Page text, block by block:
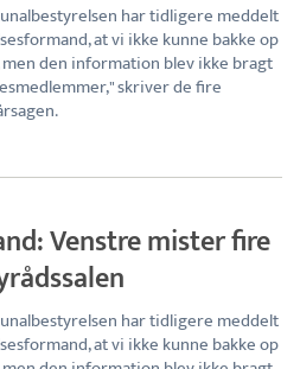
har tidligere meddelt
at vi ikke kunne bakke op
den information blev ikke bragt
skriver de fire
Venstre mister fire
har tidligere meddelt
at vi ikke kunne bakke op